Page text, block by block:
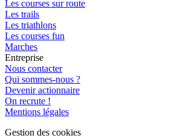
Les courses sur route
Les trails
Les triathlons
Les courses fun
Marches
Entreprise
Nous contacter
Qui sommes-nous ?
Devenir actionnaire
On recrute !
Mentions légales
Gestion des cookies